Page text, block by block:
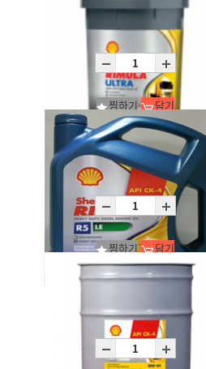
Rimula Ultra 5W-30 (CK-4)_1*20
찜하기 담기
Rimula R5 LE 10W-40 (CK-4)_4*4L
찜하기 담기